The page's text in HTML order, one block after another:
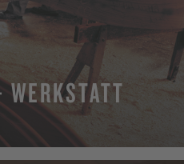
WERKSTATT